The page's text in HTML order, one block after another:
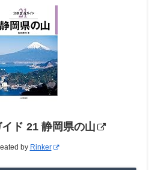
ド 21 静岡県の山
by Rinker